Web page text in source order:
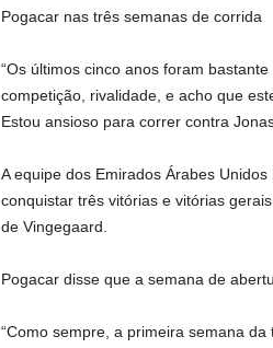
Pogacar nas três semanas de corrida
“Os últimos cinco anos foram
competição, rivalidade, e acho que
Estou ansioso para correr contra
A equipe dos Emirados Árabes
conquistar três vitórias e vitórias
de Vingegaard.
Pogacar disse que a semana de
“Como sempre, a primeira semana